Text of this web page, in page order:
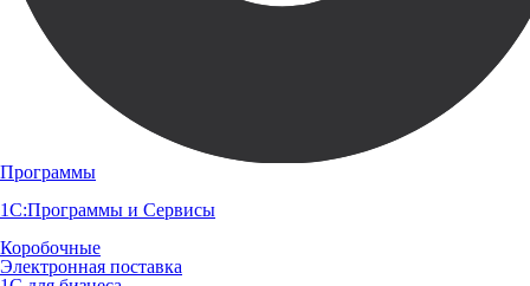
Программы
1С:Программы и Сервисы
Коробочные
Электронная поставка